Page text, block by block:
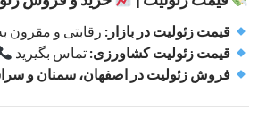
قیمت زئولیت در بازار: رقابتی و مقرون
قیمت زئولیت کشاورزی: تماس بگیرید
فروش زئولیت در اصفهان، سمنان و